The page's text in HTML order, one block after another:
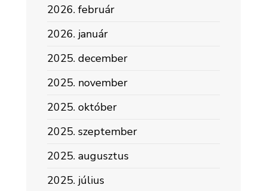
2026. február
2026. január
2025. december
2025. november
2025. október
2025. szeptember
2025. augusztus
2025. július